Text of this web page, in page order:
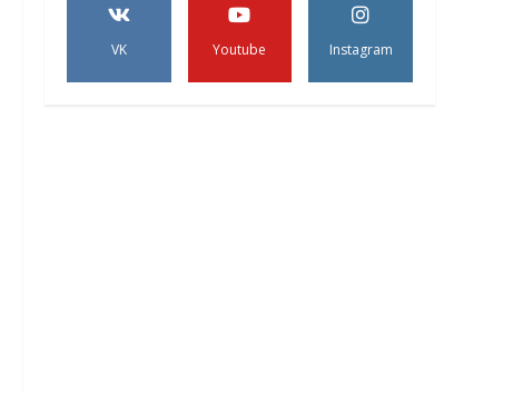
VK Youtube Instagram